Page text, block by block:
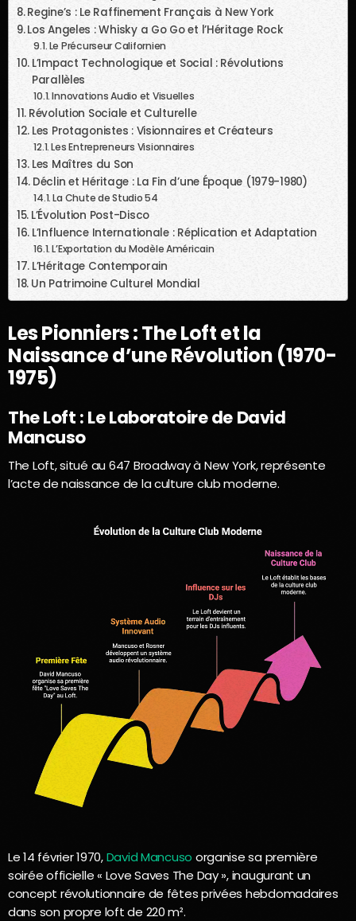
Regine’s : Le Raffinement Français à New York
Los Angeles : Whisky a Go Go et l’Héritage Rock
Le Précurseur Californien
L’Impact Technologique et Social : Révolutions
Parallèles
Innovations Audio et Visuelles
Révolution Sociale et Culturelle
Les Protagonistes : Visionnaires et Créateurs
Les Entrepreneurs Visionnaires
Les Maîtres du Son
Déclin et Héritage : La Fin d’une Époque (1979-1980)
La Chute de Studio 54
L’Évolution Post-Disco
L’Influence Internationale : Réplication et Adaptation
L’Exportation du Modèle Américain
L’Héritage Contemporain
Un Patrimoine Culturel Mondial
Les Pionniers : The Loft et la
Naissance d’une Révolution (1970-
1975)
The Loft : Le Laboratoire de David
Mancuso
The Loft, situé au 647 Broadway à New York, représente
l’acte de naissance de la culture club moderne.
Le 14 février 1970,David Mancuso organise sa première
soirée officielle « Love Saves The Day », inaugurant un
concept révolutionnaire de fêtes privées hebdomadaires
dans son propre loft de 220 m².